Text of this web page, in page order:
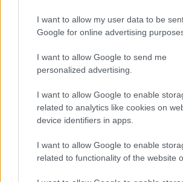
I want to allow my user data to be
Google for online advertising
I want to allow Google to send me
personalized advertising.
I want to allow Google to enable
related to analytics like cookies on
device identifiers in apps.
I want to allow Google to enable
related to functionality of the website